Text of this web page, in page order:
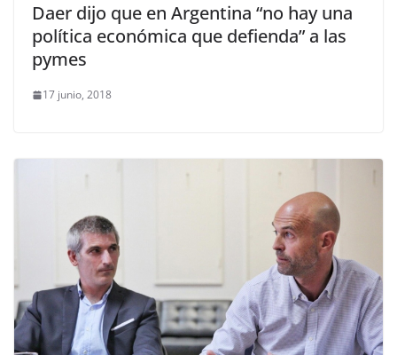
Daer dijo que en Argentina “no hay una
política económica que defienda” a las
pymes
17 junio, 2018